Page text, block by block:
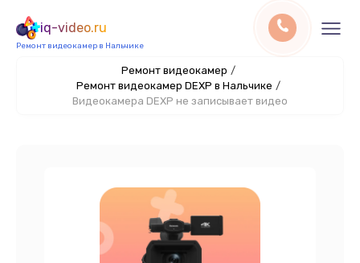
iq-video.ru
Ремонт видеокамер в Нальчике
Ремонт видеокамер /
Ремонт видеокамер DEXP в Нальчике /
Видеокамера DEXP не записывает видео